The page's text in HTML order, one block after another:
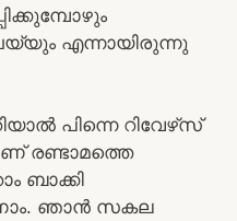
എന്നായിരുന്നു
പിന്നെ റിവേഴ്‌സ്
രണ്ടാമത്തെ
ബാക്കി
ഞാൻ സകല